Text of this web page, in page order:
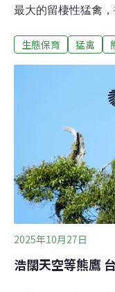
最大的留棲性猛禽
秘且具象徵性的日
在陽明山「草山猛
熊鷹》特展記者會
月1日開放民眾免
究與保育的最新成
自然的跨界能量。
社團法人台灣猛禽
持，玉山國家公園
由拾遺工作室策展
化保存，完整呈現
業及自然保育署最
生態保育 猛禽
2025年10月27日
浩闊天空等熊鷹